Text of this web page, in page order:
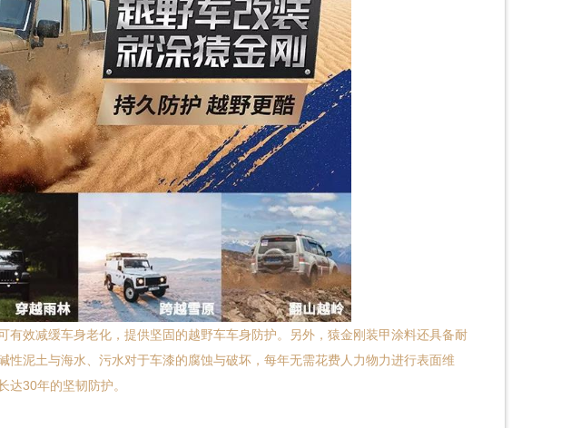
效减缓车身老化，提供坚固的越野车车身防护。另外，猿金刚装甲涂料还具备耐
泥土与海水、污水对于车漆的腐蚀与破坏，每年无需花费人力物力进行表面维
达30年的坚韧防护。